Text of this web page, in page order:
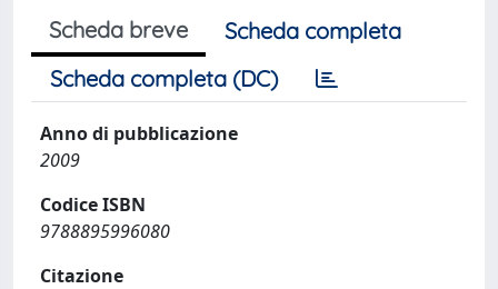
Scheda breve
Scheda completa
Scheda completa (DC)
Anno di pubblicazione
2009
Codice ISBN
9788895996080
Citazione